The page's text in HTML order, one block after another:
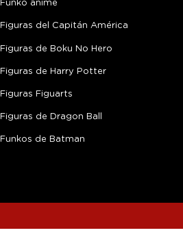
Funko anime
Figuras del Capitán América
Figuras de Boku No Hero
Figuras de Harry Potter
Figuras Figuarts
Figuras de Dragon Ball
Funkos de Batman